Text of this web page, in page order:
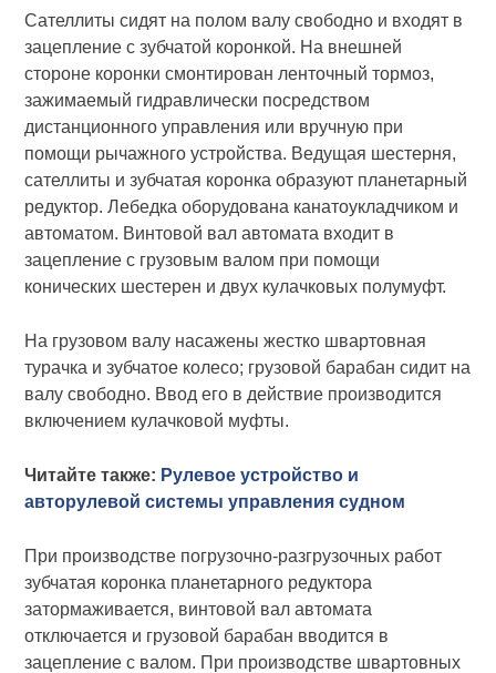
Сателлиты сидят на полом валу свободно и входят в
зацепление с зубчатой коронкой. На внешней
стороне коронки смонтирован ленточный тормоз,
зажимаемый гидравлически посредством
дистанционного управления или вручную при
помощи рычажного устройства. Ведущая шестерня,
сателлиты и зубчатая коронка образуют планетарный
редуктор. Лебедка оборудована канатоукладчиком и
автоматом. Винтовой вал автомата входит в
зацепление с грузовым валом при помощи
конических шестерен и двух кулачковых полумуфт.
На грузовом валу насажены жестко швартовная
турачка и зубчатое колесо; грузовой барабан сидит на
валу свободно. Ввод его в действие производится
включением кулачковой муфты.
Читайте также: Рулевое устройство и
авторулевой системы управления судном
При производстве погрузочно-разгрузочных работ
зубчатая коронка планетарного редуктора
затормаживается, винтовой вал автомата
отключается и грузовой барабан вводится в
зацепление с валом. При производстве швартовных